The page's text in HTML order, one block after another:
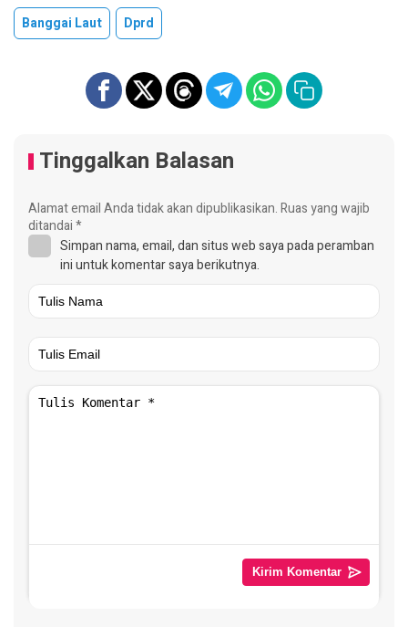
Banggai Laut Dprd
Tinggalkan Balasan
Alamat email Anda tidak akan dipublikasikan.Ruas yang wajib
ditandai*
Simpan nama, email, dan situs web saya pada peramban
ini untuk komentar saya berikutnya.